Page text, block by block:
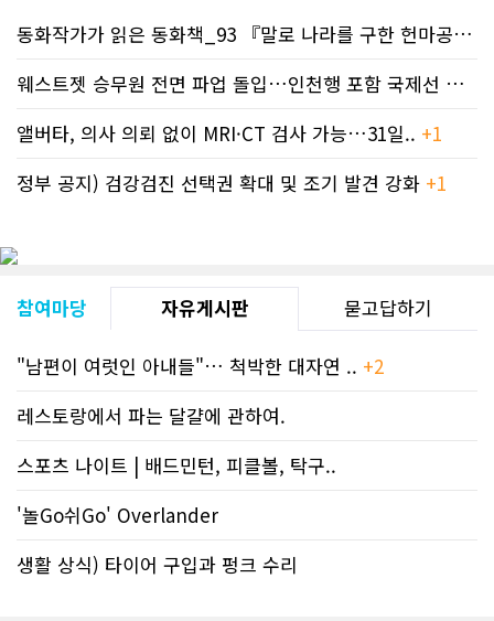
사 5위 차지
동화작가가 읽은 동화책_93 『말로 나라를 구한 헌마공..+2
웨스트젯 승무원 전면 파업 돌입…인천행 포함 국제선 줄..
앨버타, 의사 의뢰 없이 MRI·CT 검사 가능…31일.. +1
정부 공지) 검강검진 선택권 확대 및 조기 발견 강화 +1
참여마당 자유게시판 묻고답하기
"남편이 여럿인 아내들"… 척박한 대자연 .. +2
레스토랑에서 파는 달걀에 관하여.
스포츠 나이트 | 배드민턴, 피클볼, 탁구..
'놀Go쉬Go' Overlander
생활 상식) 타이어 구입과 펑크 수리